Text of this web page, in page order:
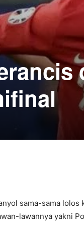
sama-sama lolos
lawannya yakni